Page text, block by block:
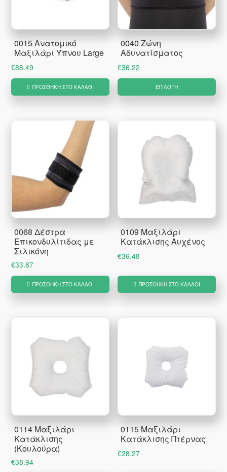
0015 Ανατομικό
Μαξιλάρι Ύπνου Large
€88.49
ΠΡΟΣΘΉΚΗ ΣΤΟ ΚΑΛΆΘΙ
0040 Ζώνη
Αδυνατίσματος
€36.22
ΕΠΙΛΟΓΉ
το
0068 Δέστρα
Επικονδυλίτιδας με
Σιλικόνη
€33.87
ΠΡΟΣΘΉΚΗ ΣΤΟ ΚΑΛΆΘΙ
0109 Μαξιλάρι
Κατάκλισης Αυχένος
€36.48
ΠΡΟΣΘΉΚΗ ΣΤΟ ΚΑΛΆΘΙ
0114 Μαξιλάρι
Κατάκλισης
(Κουλούρα)
€38.94
0115 Μαξιλάρι
Κατάκλισης Πτέρνας
€28.27